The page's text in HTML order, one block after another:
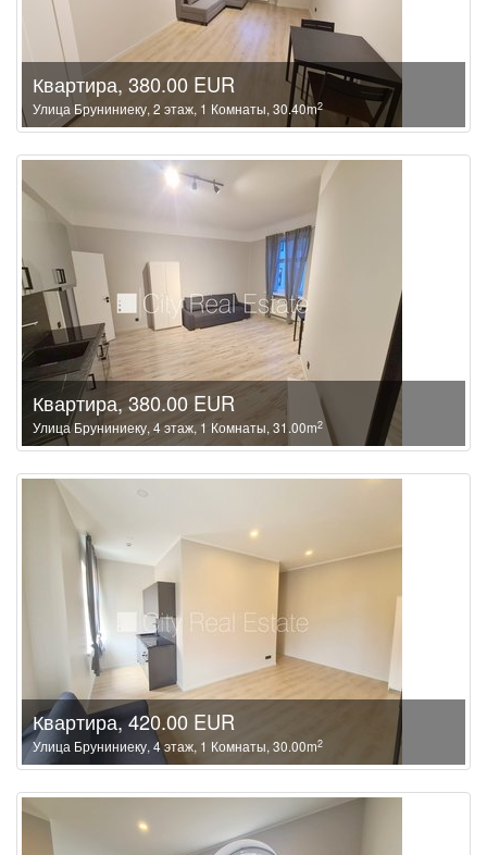
Квартира, 380.00 EUR
Улица Бруниниеку, 2 этаж, 1 Комнаты, 30.40m2
Квартира, 380.00 EUR
Улица Бруниниеку, 4 этаж, 1 Комнаты, 31.00m2
Квартира, 420.00 EUR
Улица Бруниниеку, 4 этаж, 1 Комнаты, 30.00m2